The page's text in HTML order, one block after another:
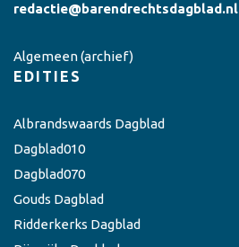
redactie@barendrechtsdagblad.nl
Algemeen(archief)
EDITIES
Albrandswaards Dagblad
Dagblad010
Dagblad070
Gouds Dagblad
Ridderkerks Dagblad